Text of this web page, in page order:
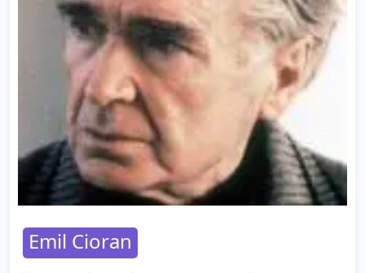
Emil Cioran